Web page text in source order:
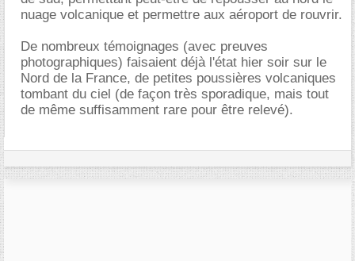
nuage volcanique et permettre aux aéroport de rouvrir.
De nombreux témoignages (avec preuves
photographiques) faisaient déjà l'état hier soir sur le
Nord de la France, de petites poussières volcaniques
tombant du ciel (de façon très sporadique, mais tout
de même suffisamment rare pour être relevé).